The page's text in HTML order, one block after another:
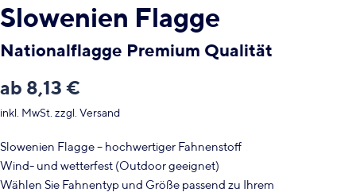
Slowenien Flagge
Nationalflagge Premium Qualität
ab 8,13 €
inkl. MwSt. zzgl. Versand
Slowenien Flagge – hochwertiger Fahnenstoff
Wind- und wetterfest (Outdoor geeignet)
Wählen Sie Fahnentyp und Größe passend zu Ihrem